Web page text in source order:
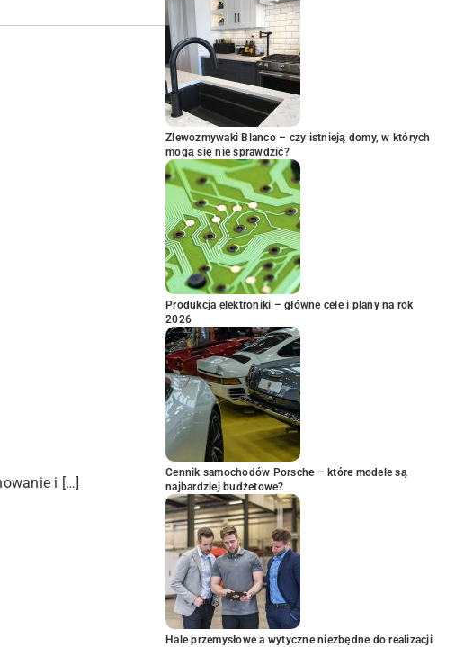
i […]
Zlewozmywaki Blanco – czy istnieją domy, w których
mogą się nie sprawdzić?
Produkcja elektroniki – główne cele i plany na rok
2026
Cennik samochodów Porsche – które modele są
najbardziej budżetowe?
Hale przemysłowe a wytyczne niezbędne do realizacji